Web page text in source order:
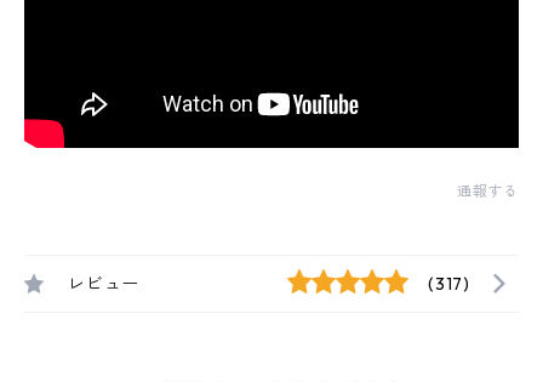
通報する
レビュー (317)